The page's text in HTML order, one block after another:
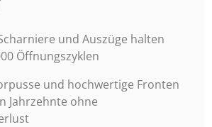
und Auszüge halten
Öffnungszyklen
und hochwertige Fronten
Jahrzehnte ohne